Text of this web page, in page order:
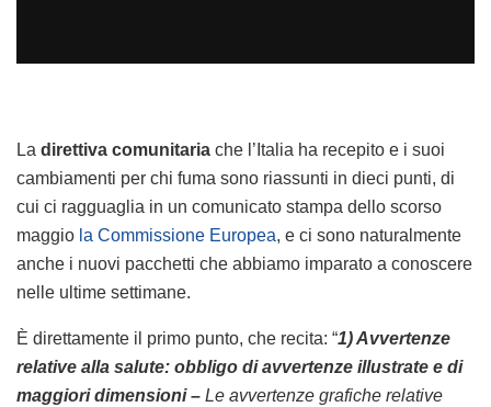
La direttiva comunitaria che l’Italia ha recepito e i suoi
cambiamenti per chi fuma sono riassunti in dieci punti, di
cui ci ragguaglia in un comunicato stampa dello scorso
maggio la Commissione Europea, e ci sono naturalmente
anche i nuovi pacchetti che abbiamo imparato a conoscere
nelle ultime settimane.
È direttamente il primo punto, che recita: “1) Avvertenze
relative alla salute: obbligo di avvertenze illustrate e di
maggiori dimensioni – Le avvertenze grafiche relative